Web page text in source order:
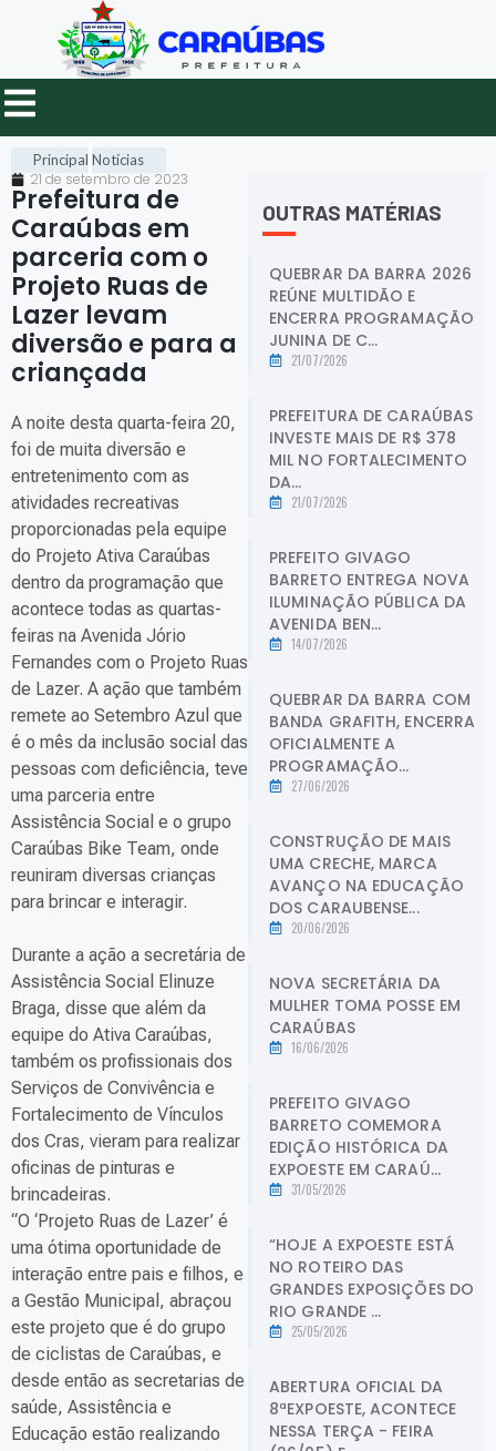
Principal Notícias
21 de setembro de 2023
Prefeitura de
Caraúbas em
parceria com o
Projeto Ruas de
Lazer levam
diversão e para a
criançada
A noite desta quarta-feira 20,
foi de muita diversão e
entretenimento com as
atividades recreativas
proporcionadas pela equipe
do Projeto Ativa Caraúbas
dentro da programação que
acontece todas as quartas-
feiras na Avenida Jório
Fernandes com o Projeto Ruas
de Lazer. A ação que também
remete ao Setembro Azul que
é o mês da inclusão social das
pessoas com deficiência, teve
uma parceria entre
Assistência Social e o grupo
Caraúbas Bike Team, onde
reuniram diversas crianças
para brincar e interagir.
Durante a ação a secretária de
Assistência Social Elinuze
Braga, disse que além da
equipe do Ativa Caraúbas,
também os profissionais dos
Serviços de Convivência e
Fortalecimento de Vínculos
dos Cras, vieram para realizar
oficinas de pinturas e
brincadeiras.
“O ‘Projeto Ruas de Lazer’ é
uma ótima oportunidade de
interação entre pais e filhos, e
a Gestão Municipal, abraçou
este projeto que é do grupo
de ciclistas de Caraúbas, e
desde então as secretarias de
saúde, Assistência e
Educação estão realizando
OUTRAS MATÉRIAS
QUEBRAR DA BARRA 2026
REÚNE MULTIDÃO E
ENCERRA PROGRAMAÇÃO
JUNINA DE C...
21/07/2026
PREFEITURA DE CARAÚBAS
INVESTE MAIS DE R$ 378
MIL NO FORTALECIMENTO
DA...
21/07/2026
PREFEITO GIVAGO
BARRETO ENTREGA NOVA
ILUMINAÇÃO PÚBLICA DA
AVENIDA BEN...
14/07/2026
QUEBRAR DA BARRA COM
BANDA GRAFITH, ENCERRA
OFICIALMENTE A
PROGRAMAÇÃO...
27/06/2026
CONSTRUÇÃO DE MAIS
UMA CRECHE, MARCA
AVANÇO NA EDUCAÇÃO
DOS CARAUBENSE...
20/06/2026
NOVA SECRETÁRIA DA
MULHER TOMA POSSE EM
CARAÚBAS
16/06/2026
PREFEITO GIVAGO
BARRETO COMEMORA
EDIÇÃO HISTÓRICA DA
EXPOESTE EM CARAÚ...
31/05/2026
“HOJE A EXPOESTE ESTÁ
NO ROTEIRO DAS
GRANDES EXPOSIÇÕES DO
RIO GRANDE ...
25/05/2026
ABERTURA OFICIAL DA
8ªEXPOESTE, ACONTECE
NESSA TERÇA - FEIRA